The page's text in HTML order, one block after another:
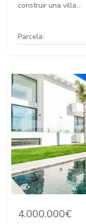
construir una villa...
Parcela:
4.000.000€